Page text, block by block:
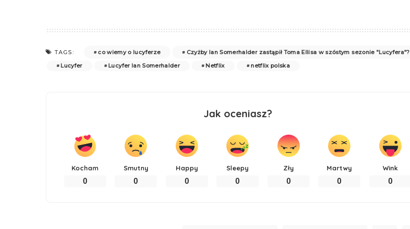
TAGS: co wiemy o lucyferze
Czyżby Ian Somerhalder zastąpił Toma Ellisa w szóstym sezonie "Lucyfera"?
Lucyfer
Lucyfer Ian Somerhalder Netflix netflix polska
Jak oceniasz?
Kocham
0
Smutny
0
Happy
0
Sleepy
0
Zły
0
Martwy
0
Wink
0